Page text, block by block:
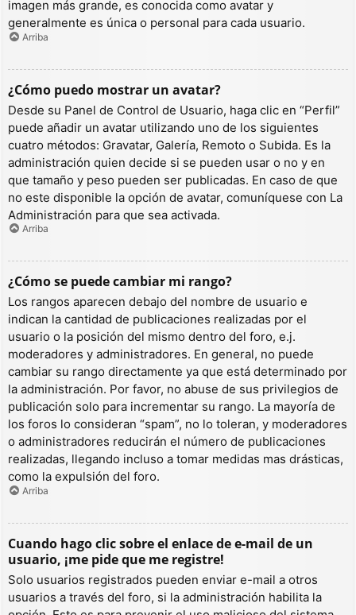
imagen más grande, es conocida como avatar y
generalmente es única o personal para cada usuario.
Arriba
¿Cómo puedo mostrar un avatar?
Desde su Panel de Control de Usuario, haga clic en “Perfil”
puede añadir un avatar utilizando uno de los siguientes
cuatro métodos: Gravatar, Galería, Remoto o Subida. Es la
administración quien decide si se pueden usar o no y en
que tamaño y peso pueden ser publicadas. En caso de que
no este disponible la opción de avatar, comuníquese con La
Administración para que sea activada.
Arriba
¿Cómo se puede cambiar mi rango?
Los rangos aparecen debajo del nombre de usuario e
indican la cantidad de publicaciones realizadas por el
usuario o la posición del mismo dentro del foro, e.j.
moderadores y administradores. En general, no puede
cambiar su rango directamente ya que está determinado por
la administración. Por favor, no abuse de sus privilegios de
publicación solo para incrementar su rango. La mayoría de
los foros lo consideran “spam”, no lo toleran, y moderadores
o administradores reducirán el número de publicaciones
realizadas, llegando incluso a tomar medidas mas drásticas,
como la expulsión del foro.
Arriba
Cuando hago clic sobre el enlace de e-mail de un
usuario, ¡me pide que me registre!
Solo usuarios registrados pueden enviar e-mail a otros
usuarios a través del foro, si la administración habilita la